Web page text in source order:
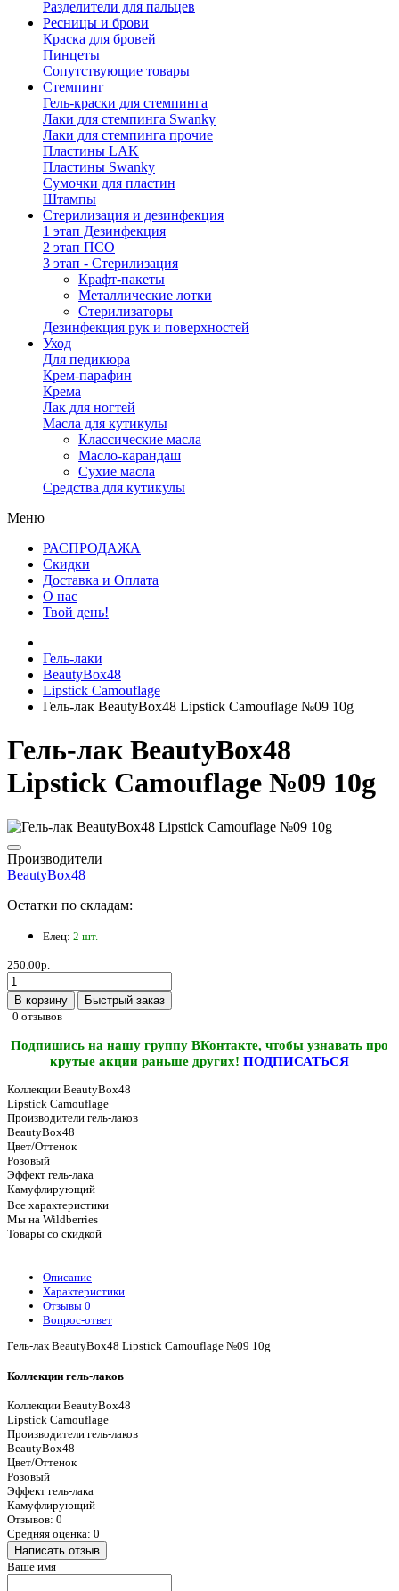
Разделители для пальцев
Ресницы и брови
Краска для бровей
Пинцеты
Сопутствующие товары
Стемпинг
Гель-краски для стемпинга
Лаки для стемпинга Swanky
Лаки для стемпинга прочие
Пластины LAK
Пластины Swanky
Сумочки для пластин
Штампы
Стерилизация и дезинфекция
1 этап Дезинфекция
2 этап ПСО
3 этап - Стерилизация
Крафт-пакеты
Металлические лотки
Стерилизаторы
Дезинфекция рук и поверхностей
Уход
Для педикюра
Крем-парафин
Крема
Лак для ногтей
Масла для кутикулы
Классические масла
Масло-карандаш
Сухие масла
Средства для кутикулы
Меню
РАСПРОДАЖА
Скидки
Доставка и Оплата
О нас
Твой день!
Гель-лаки
BeautyBox48
Lipstick Camouflage
Гель-лак BeautyBox48 Lipstick Camouflage №09 10g
Гель-лак BeautyBox48
Lipstick Camouflage №09 10g
Производители
BeautyBox48
Остатки по складам:
Елец: 2 шт.
250.00р.
В корзину
Быстрый заказ
0 отзывов
Подпишись на нашу группу ВКонтакте, чтобы узнавать про
крутые акции раньше других! ПОДПИСАТЬСЯ
Коллекции BeautyBox48
Lipstick Camouflage
Производители гель-лаков
BeautyBox48
Цвет/Оттенок
Розовый
Эффект гель-лака
Камуфлирующий
Все характеристики
Мы на Wildberries
Товары со скидкой
Описание
Характеристики
Отзывы 0
Вопрос-ответ
Гель-лак BeautyBox48 Lipstick Camouflage №09 10g
Коллекции гель-лаков
Коллекции BeautyBox48
Lipstick Camouflage
Производители гель-лаков
BeautyBox48
Цвет/Оттенок
Розовый
Эффект гель-лака
Камуфлирующий
Отзывов: 0
Средняя оценка: 0
Написать отзыв
Ваше имя